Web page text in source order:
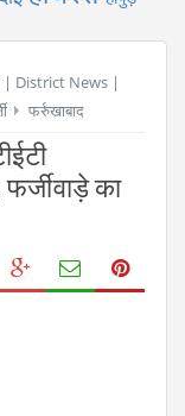
| District News |
फर्रुखाबाद
का